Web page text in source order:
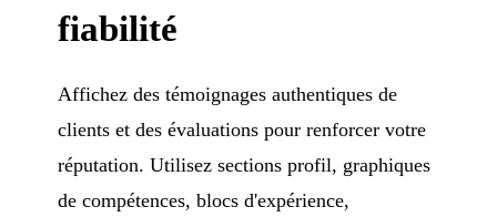
fiabilité
Affichez des témoignages authentiques de
clients et des évaluations pour renforcer votre
réputation. Utilisez sections profil, graphiques
de compétences, blocs d'expérience,